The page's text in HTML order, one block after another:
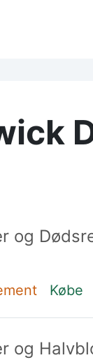
og
Købe
og